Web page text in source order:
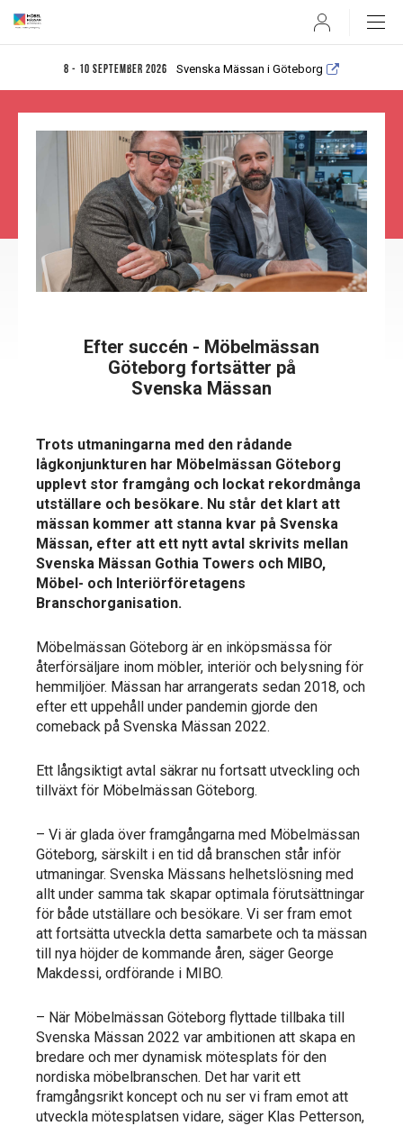
8 - 10 september 2026 Svenska Mässan i Göteborg
User
Efter succén - Möbelmässan
Göteborg fortsätter på
Svenska Mässan
Trots utmaningarna med den rådande
lågkonjunkturen har Möbelmässan Göteborg
upplevt stor framgång och lockat rekordmånga
utställare och besökare. Nu står det klart att
mässan kommer att stanna kvar på Svenska
Mässan, efter att ett nytt avtal skrivits mellan
Svenska Mässan Gothia Towers och MIBO,
Möbel- och Interiörföretagens
Branschorganisation.
Möbelmässan Göteborg är en inköpsmässa för
återförsäljare inom möbler, interiör och belysning för
hemmiljöer. Mässan har arrangerats sedan 2018, och
efter ett uppehåll under pandemin gjorde den
comeback på Svenska Mässan 2022.
Ett långsiktigt avtal säkrar nu fortsatt utveckling och
tillväxt för Möbelmässan Göteborg.
– Vi är glada över framgångarna med Möbelmässan
Göteborg, särskilt i en tid då branschen står inför
utmaningar. Svenska Mässans helhetslösning med
allt under samma tak skapar optimala förutsättningar
för både utställare och besökare. Vi ser fram emot
att fortsätta utveckla detta samarbete och ta mässan
till nya höjder de kommande åren, säger George
Makdessi, ordförande i MIBO.
– När Möbelmässan Göteborg flyttade tillbaka till
Svenska Mässan 2022 var ambitionen att skapa en
bredare och mer dynamisk mötesplats för den
nordiska möbelbranschen. Det har varit ett
framgångsrikt koncept och nu ser vi fram emot att
utveckla mötesplatsen vidare, säger Klas Petterson,